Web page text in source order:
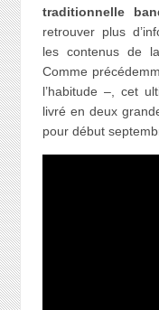
traditionnelle
retrouver plus
les contenus de
Comme
l’habitude –, cet
livré en deux
pour début